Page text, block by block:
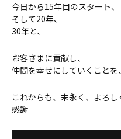
今日から15年目のスタート、
そして20年、
30年と、
お客さまに貢献し、
仲間を幸せにしていくことを
これからも、末永く、よろし
感謝